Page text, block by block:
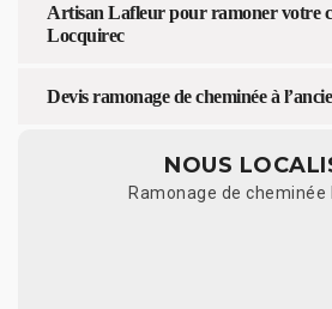
Artisan Lafleur pour ramoner votre
Locquirec
Devis ramonage de cheminée à
NOUS
Ramonage de cheminée